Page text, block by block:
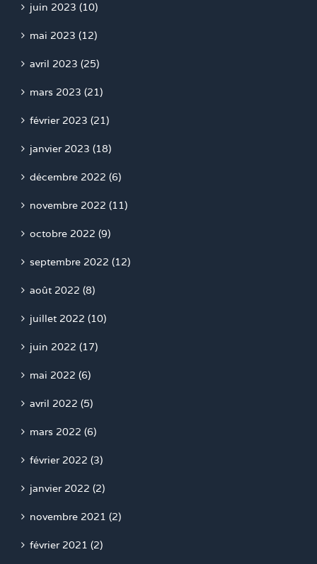
juin 2023 (10)
mai 2023 (12)
avril 2023 (25)
mars 2023 (21)
février 2023 (21)
janvier 2023 (18)
décembre 2022 (6)
novembre 2022 (11)
octobre 2022 (9)
septembre 2022 (12)
août 2022 (8)
juillet 2022 (10)
juin 2022 (17)
mai 2022 (6)
avril 2022 (5)
mars 2022 (6)
février 2022 (3)
janvier 2022 (2)
novembre 2021 (2)
février 2021 (2)